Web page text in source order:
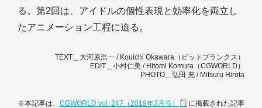
る。第2回は、アイドルの個性表現と効率化を両立し
たアニメーション工程に迫る。
TEXT＿大河原浩一 / Kouichi Okawara（ビットプランクス）
EDIT＿小村仁美 / Hitomi Komura（CGWORLD）
PHOTO＿弘田 充 / Mitsuru Hirota
※本記事は、 CGWORLD vol. 247（2019年3月号）
に掲載された記事